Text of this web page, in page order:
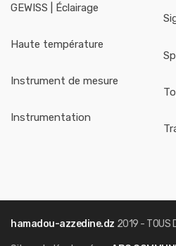
GEWISS | Éclairage
Haute température
Instrument de mesure
Instrumentation
hamadou-azzedine.dz 2019 - TOUS